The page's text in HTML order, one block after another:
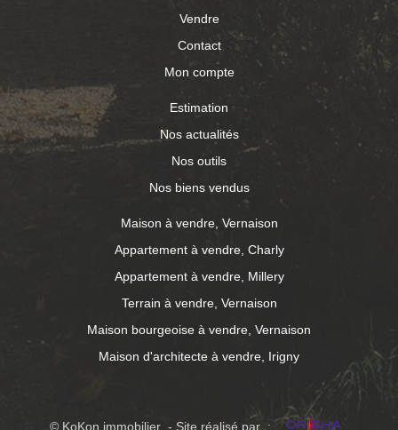
Vendre
Contact
Mon compte
Estimation
Nos actualités
Nos outils
Nos biens vendus
Maison à vendre, Vernaison
Appartement à vendre, Charly
Appartement à vendre, Millery
Terrain à vendre, Vernaison
Maison bourgeoise à vendre, Vernaison
Maison d'architecte à vendre, Irigny
© KoKon immobilier - Site réalisé par :